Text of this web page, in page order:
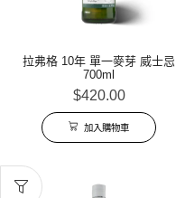
拉弗格 10年 單一麥芽 威士忌
700ml
$420.00
加入購物車